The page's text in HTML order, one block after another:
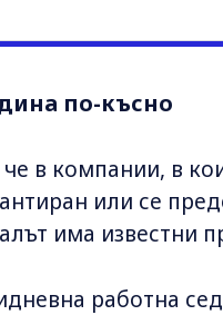
по-късно
в компании, в
или се
има известни
работна